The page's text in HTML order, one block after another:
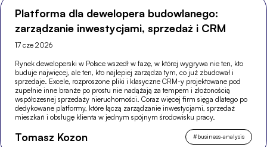
Platforma dla dewelopera budowlanego:
zarządzanie inwestycjami, sprzedaż i CRM
17 cze 2026
Rynek deweloperski w Polsce wszedł w fazę, w której wygrywa nie ten, kto
buduje najwięcej, ale ten, kto najlepiej zarządza tym, co już zbudował i
sprzedaje. Excele, rozproszone pliki i klasyczne CRM-y projektowane pod
zupełnie inne branże po prostu nie nadążają za tempem i złożonością
współczesnej sprzedaży nieruchomości. Coraz więcej firm sięga dlatego po
dedykowane platformy, które łączą zarządzanie inwestycjami, sprzedaż
mieszkań i obsługę klienta w jednym spójnym środowisku pracy.
Tomasz Kozon #business-analysis